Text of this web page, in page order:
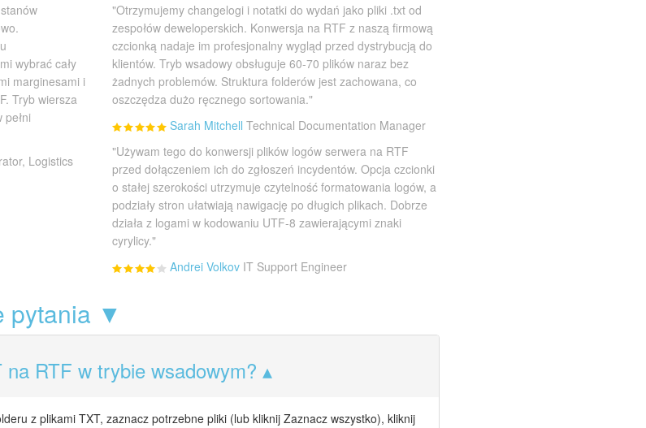
wybrać cały
marginesami i
Tryb wiersza
pełni
Logistics
"Otrzymujemy changelogi i notatki do wydań jako pliki .txt od
zespołów deweloperskich. Konwersja na RTF z naszą firmową
czcionką nadaje im profesjonalny wygląd przed dystrybucją do
klientów. Tryb wsadowy obsługuje 60-70 plików naraz bez
żadnych problemów. Struktura folderów jest zachowana, co
oszczędza dużo ręcznego sortowania."
Sarah Mitchell Technical Documentation Manager
"Używam tego do konwersji plików logów serwera na RTF
przed dołączeniem ich do zgłoszeń incydentów. Opcja czcionki
o stałej szerokości utrzymuje czytelność formatowania logów, a
podziały stron ułatwiają nawigację po długich plikach. Dobrze
działa z logami w kodowaniu UTF-8 zawierającymi znaki
cyrylicy."
Andrei Volkov IT Support Engineer
pytania ▼
RTF w trybie wsadowym?
z plikami TXT, zaznacz potrzebne pliki (lub kliknij Zaznacz wszystko), kliknij